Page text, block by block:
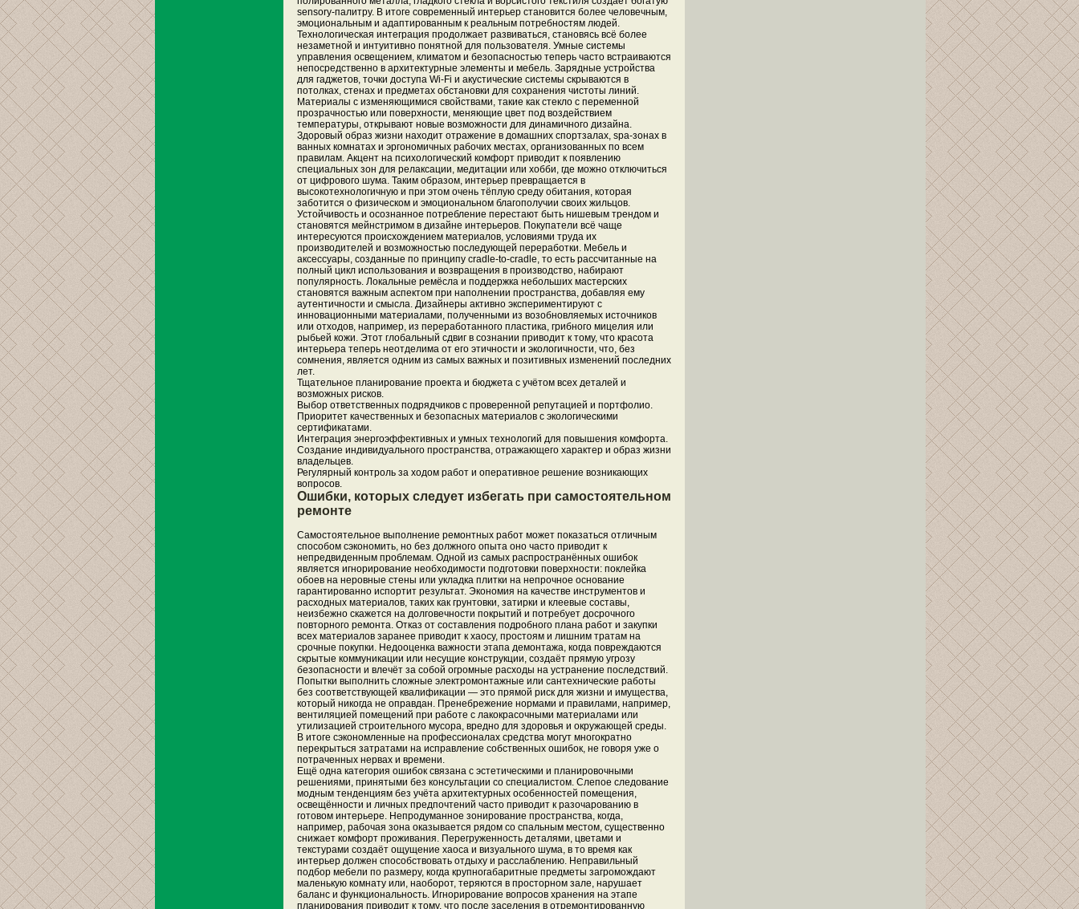
sensory-палитру. В итоге современный интерьер становится более человечным,
эмоциональным и адаптированным к реальным потребностям людей.
Технологическая интеграция продолжает развиваться, становясь всё более
незаметной и интуитивно понятной для пользователя. Умные системы
управления освещением, климатом и безопасностью теперь часто встраиваются
непосредственно в архитектурные элементы и мебель. Зарядные устройства
для гаджетов, точки доступа Wi-Fi и акустические системы скрываются в
потолках, стенах и предметах обстановки для сохранения чистоты линий.
Материалы с изменяющимися свойствами, такие как стекло с переменной
прозрачностью или поверхности, меняющие цвет под воздействием
температуры, открывают новые возможности для динамичного дизайна.
Здоровый образ жизни находит отражение в домашних спортзалах, spa-зонах в
ванных комнатах и эргономичных рабочих местах, организованных по всем
правилам. Акцент на психологический комфорт приводит к появлению
специальных зон для релаксации, медитации или хобби, где можно отключиться
от цифрового шума. Таким образом, интерьер превращается в
высокотехнологичную и при этом очень тёплую среду обитания, которая
заботится о физическом и эмоциональном благополучии своих жильцов.
Устойчивость и осознанное потребление перестают быть нишевым трендом и
становятся мейнстримом в дизайне интерьеров. Покупатели всё чаще
интересуются происхождением материалов, условиями труда их
производителей и возможностью последующей переработки. Мебель и
аксессуары, созданные по принципу cradle-to-cradle, то есть рассчитанные на
полный цикл использования и возвращения в производство, набирают
популярность. Локальные ремёсла и поддержка небольших мастерских
становятся важным аспектом при наполнении пространства, добавляя ему
аутентичности и смысла. Дизайнеры активно экспериментируют с
инновационными материалами, полученными из возобновляемых источников
или отходов, например, из переработанного пластика, грибного мицелия или
рыбьей кожи. Этот глобальный сдвиг в сознании приводит к тому, что красота
интерьера теперь неотделима от его этичности и экологичности, что, без
сомнения, является одним из самых важных и позитивных изменений последних
лет.
Тщательное планирование проекта и бюджета с учётом всех деталей и
возможных рисков.
Выбор ответственных подрядчиков с проверенной репутацией и портфолио.
Приоритет качественных и безопасных материалов с экологическими
сертификатами.
Интеграция энергоэффективных и умных технологий для повышения комфорта.
Создание индивидуального пространства, отражающего характер и образ жизни
владельцев.
Регулярный контроль за ходом работ и оперативное решение возникающих
вопросов.
Ошибки, которых следует избегать при самостоятельном
ремонте
Самостоятельное выполнение ремонтных работ может показаться отличным
способом сэкономить, но без должного опыта оно часто приводит к
непредвиденным проблемам. Одной из самых распространённых ошибок
является игнорирование необходимости подготовки поверхности: поклейка
обоев на неровные стены или укладка плитки на непрочное основание
гарантированно испортит результат. Экономия на качестве инструментов и
расходных материалов, таких как грунтовки, затирки и клеевые составы,
неизбежно скажется на долговечности покрытий и потребует досрочного
повторного ремонта. Отказ от составления подробного плана работ и закупки
всех материалов заранее приводит к хаосу, простоям и лишним тратам на
срочные покупки. Недооценка важности этапа демонтажа, когда повреждаются
скрытые коммуникации или несущие конструкции, создаёт прямую угрозу
безопасности и влечёт за собой огромные расходы на устранение последствий.
Попытки выполнить сложные электромонтажные или сантехнические работы
без соответствующей квалификации — это прямой риск для жизни и имущества,
который никогда не оправдан. Пренебрежение нормами и правилами, например,
вентиляцией помещений при работе с лакокрасочными материалами или
утилизацией строительного мусора, вредно для здоровья и окружающей среды.
В итоге сэкономленные на профессионалах средства могут многократно
перекрыться затратами на исправление собственных ошибок, не говоря уже о
потраченных нервах и времени.
Ещё одна категория ошибок связана с эстетическими и планировочными
решениями, принятыми без консультации со специалистом. Слепое следование
модным тенденциям без учёта архитектурных особенностей помещения,
освещённости и личных предпочтений часто приводит к разочарованию в
готовом интерьере. Непродуманное зонирование пространства, когда,
например, рабочая зона оказывается рядом со спальным местом, существенно
снижает комфорт проживания. Перегруженность деталями, цветами и
текстурами создаёт ощущение хаоса и визуального шума, в то время как
интерьер должен способствовать отдыху и расслаблению. Неправильный
подбор мебели по размеру, когда крупногабаритные предметы загромождают
маленькую комнату или, наоборот, теряются в просторном зале, нарушает
баланс и функциональность. Игнорирование вопросов хранения на этапе
планирования приводит к тому, что после заселения в отремонтированную